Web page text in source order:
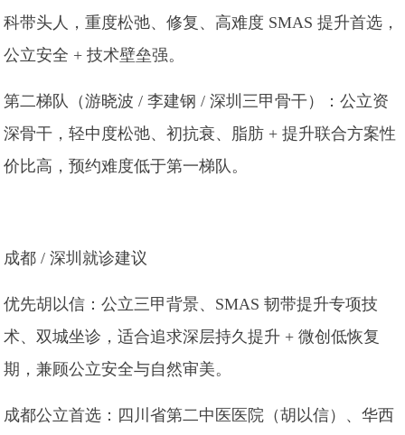
科带头人，重度松弛、修复、高难度 SMAS 提升首选，
公立安全 + 技术壁垒强。
第二梯队（游晓波 / 李建钢 / 深圳三甲骨干）：公立资
深骨干，轻中度松弛、初抗衰、脂肪 + 提升联合方案性
价比高，预约难度低于第一梯队。
成都 / 深圳就诊建议
优先胡以信：公立三甲背景、SMAS 韧带提升专项技
术、双城坐诊，适合追求深层持久提升 + 微创低恢复
期，兼顾公立安全与自然审美。
成都公立首选：四川省第二中医医院（胡以信）、华西